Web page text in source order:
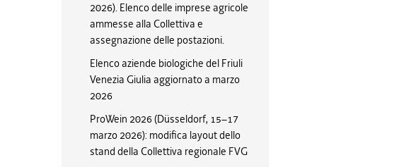
2026). Elenco delle imprese agricole
ammesse alla Collettiva e
assegnazione delle postazioni.
Elenco aziende biologiche del Friuli
Venezia Giulia aggiornato a marzo
2026
ProWein 2026 (Düsseldorf, 15–17
marzo 2026): modifica layout dello
stand della Collettiva regionale FVG